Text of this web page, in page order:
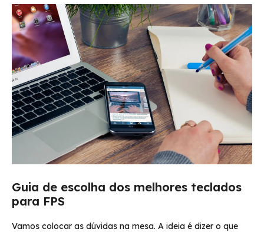
Guia de escolha dos melhores teclados
para FPS
Vamos colocar as dúvidas na mesa. A ideia é dizer o que